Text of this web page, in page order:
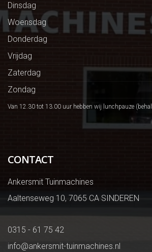
Dinsdag
Woensdag
Donderdag
Vrijdag
Zaterdag
Zondag
Van 12.30 tot 13.00 uur hebben wij lunchpauze
CONTACT
Ankersmit Tuinmachines
Aaltenseweg 10, 7065 CA SINDEREN
0315 - 61 75 42
info@ankersmit-tuinmachines.nl